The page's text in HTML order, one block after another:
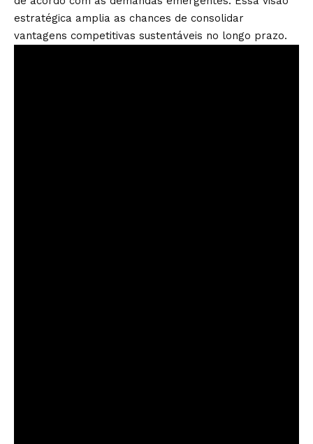
estratégica amplia as chances de consolidar
vantagens competitivas sustentáveis no longo prazo.